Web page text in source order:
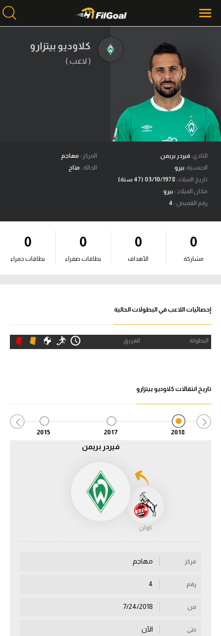
محتوى إخباري
الرئيسية
أخبار
مباريات
ميركاتو
فانتازي في الجول
مسابقة التوقعات
فيديوهات
آراء حرة
ركن الألعاب
الدوري المصري
الدوري الإنجليزي الممتاز
الدوري الإيطالي
الدوري الألماني
دوري أبطال أوروبا
دوري أبطال إفريقيا
أقسام
كلاوديو بيتزارو
( لاعب )
النادي: فيردر بريمن
الجنسية: بيرو
تاريخ الميلاد:
مكان الميلاد : بيرو
رقم القميص :
المركز : مهاجم
الحالة : متاح
0
مشاركة
0
الأهداف
0
بطاقات صفراء
0
بطاقات حمراء
إحصائيات اللاعب في البطولات الحالية
البطولة الفريق
تاريخ انتقالات كلاوديو بيتزارو
2018
2017
2015
فيردر بريمن
كولن
مركز مهاجم
رقم
من
حتى الآن